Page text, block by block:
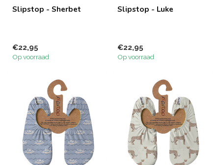
Slipstop - Sherbet
€22,95
Op voorraad
Slipstop - Luke
€22,95
Op voorraad